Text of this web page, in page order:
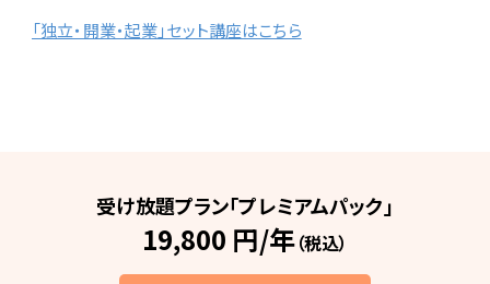
「独立・開業・起業」セット講座はこちら
受け放題プラン「プレミアムパック」
19,800 円/年（税込）